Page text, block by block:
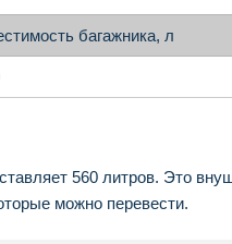
багажника, л
560 литров. Это
можно перевести.